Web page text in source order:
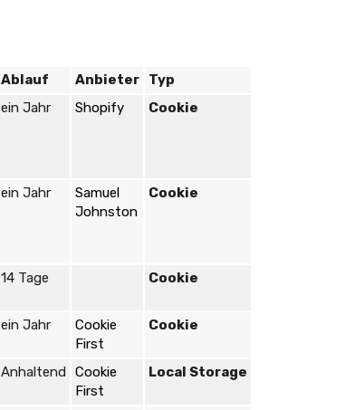
Ablauf Anbieter
Typ
ein Jahr Shopify Cookie
ein Jahr
Samuel
Johnston
Cookie
14 Tage Cookie
ein Jahr
Cookie
First
Cookie
Anhaltend Cookie
First
Local Storage